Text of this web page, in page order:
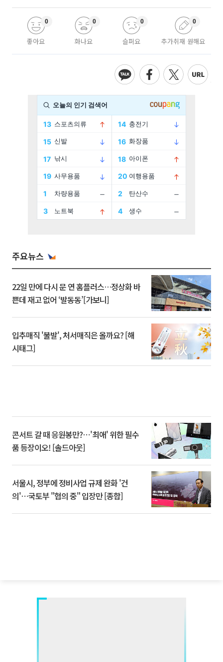
좋아요
0
화나요
0
슬퍼요
0
추가취재 원해요
0
주요뉴스
22일 만에 다시 문 연 홈플러스…정상화 바
쁜데 재고 없어 ‘발동동’[가보니]
입추매직 '불발', 처서매직은 올까요? [해
시태그]
콘서트 갈 때 응원봉만?⋯'최애' 위한 필수
품 등장이오! [솔드아웃]
서울시, 정부에 정비사업 규제 완화 '건
의'⋯국토부 "협의 중" 입장만 [종합]